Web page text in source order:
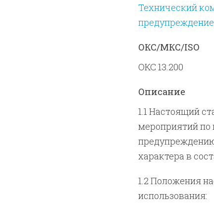
Технический
ОКС/МКС/ISO
ОКС 13.200
Описание
1.1 Настоящий
мероприятий по
характера в
1.2 Положения
использования: